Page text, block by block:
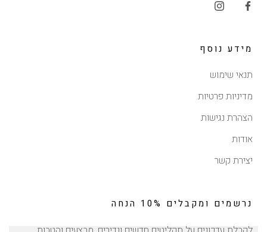
מידע נוסף
תנאי שימוש
מדיניות פרטיות
הצהרת נגישות
אודות
יצירת קשר
נרשמים ומקבלים 10% הנחה